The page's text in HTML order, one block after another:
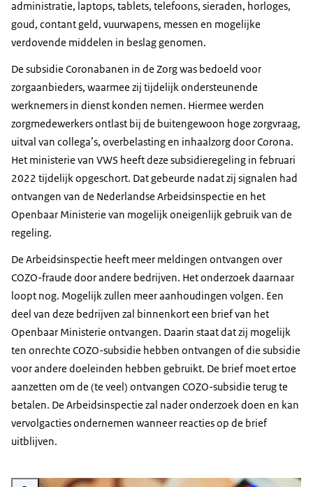
administratie, laptops, tablets, telefoons, sieraden, horloges,
goud, contant geld, vuurwapens, messen en mogelijke
verdovende middelen in beslag genomen.
De subsidie Coronabanen in de Zorg was bedoeld voor
zorgaanbieders, waarmee zij tijdelijk ondersteunende
werknemers in dienst konden nemen. Hiermee werden
zorgmedewerkers ontlast bij de buitengewoon hoge zorgvraag,
uitval van collega’s, overbelasting en inhaalzorg door Corona.
Het ministerie van VWS heeft deze subsidieregeling in februari
2022 tijdelijk opgeschort. Dat gebeurde nadat zij signalen had
ontvangen van de Nederlandse Arbeidsinspectie en het
Openbaar Ministerie van mogelijk oneigenlijk gebruik van de
regeling.
De Arbeidsinspectie heeft meer meldingen ontvangen over
COZO-fraude door andere bedrijven. Het onderzoek daarnaar
loopt nog. Mogelijk zullen meer aanhoudingen volgen. Een
deel van deze bedrijven zal binnenkort een brief van het
Openbaar Ministerie ontvangen. Daarin staat dat zij mogelijk
ten onrechte COZO-subsidie hebben ontvangen of die subsidie
voor andere doeleinden hebben gebruikt. De brief moet ertoe
aanzetten om de (te veel) ontvangen COZO-subsidie terug te
betalen. De Arbeidsinspectie zal nader onderzoek doen en kan
vervolgacties ondernemen wanneer reacties op de brief
uitblijven.
Vergroot afbeelding Papiergeld